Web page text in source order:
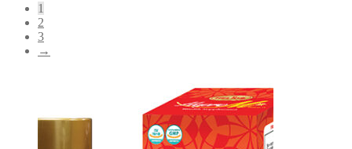
1
2
3
→